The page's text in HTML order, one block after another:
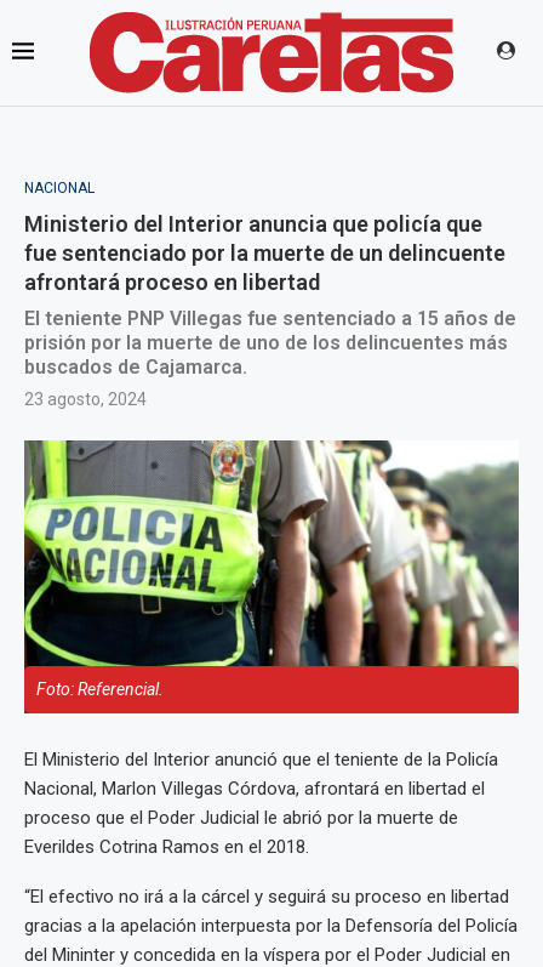
NACIONAL
Ministerio del Interior anuncia que policía que
fue sentenciado por la muerte de un delincuente
afrontará proceso en libertad
El teniente PNP Villegas fue sentenciado a 15 años de
prisión por la muerte de uno de los delincuentes más
buscados de Cajamarca.
23 agosto, 2024
Foto: Referencial.
El Ministerio del Interior anunció que el teniente de la Policía
Nacional, Marlon Villegas Córdova, afrontará en libertad el
proceso que el Poder Judicial le abrió por la muerte de
Everildes Cotrina Ramos en el 2018.
“El efectivo no irá a la cárcel y seguirá su proceso en libertad
gracias a la apelación interpuesta por la Defensoría del Policía
del Mininter y concedida en la víspera por el Poder Judicial en